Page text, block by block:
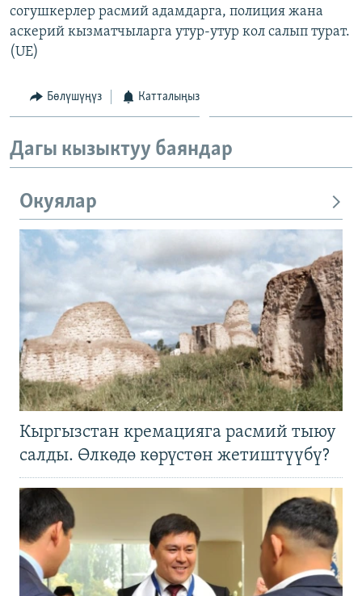
согушкерлер расмий адамдарга, полиция жана
аскерий кызматчыларга утур-утур кол салып турат.
(UE)
Бөлүшүңүз Катталыңыз
Дагы кызыктуу баяндар
Окуялар
Кыргызстан кремацияга расмий тыюу
салды. Өлкөдө көрүстөн жетиштүүбү?